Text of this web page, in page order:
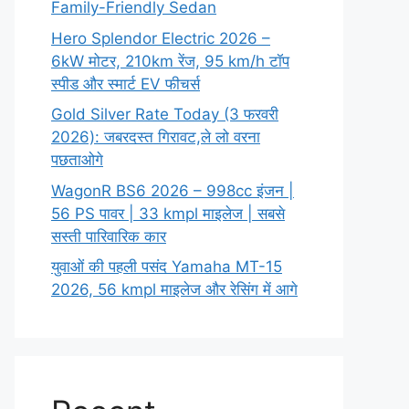
Family-Friendly Sedan
Hero Splendor Electric 2026 –
6kW मोटर, 210km रेंज, 95 km/h टॉप
स्पीड और स्मार्ट EV फीचर्स
Gold Silver Rate Today (3 फरवरी
2026): जबरदस्त गिरावट,ले लो वरना
पछताओगे
WagonR BS6 2026 – 998cc इंजन |
56 PS पावर | 33 kmpl माइलेज | सबसे
सस्ती पारिवारिक कार
युवाओं की पहली पसंद Yamaha MT-15
2026, 56 kmpl माइलेज और रेसिंग में आगे